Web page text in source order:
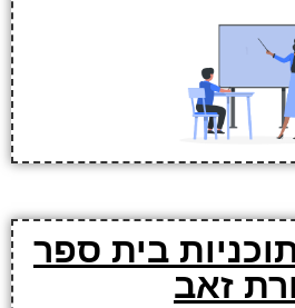
בית ספר
זאב